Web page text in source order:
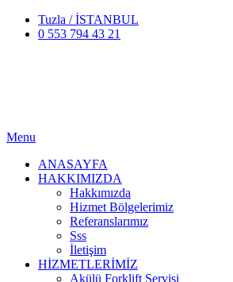
Tuzla / İSTANBUL
0 553 794 43 21
Menu
ANASAYFA
HAKKIMIZDA
Hakkımızda
Hizmet Bölgelerimiz
Referanslarımız
Sss
İletişim
HİZMETLERİMİZ
Akülü Forklift Servisi